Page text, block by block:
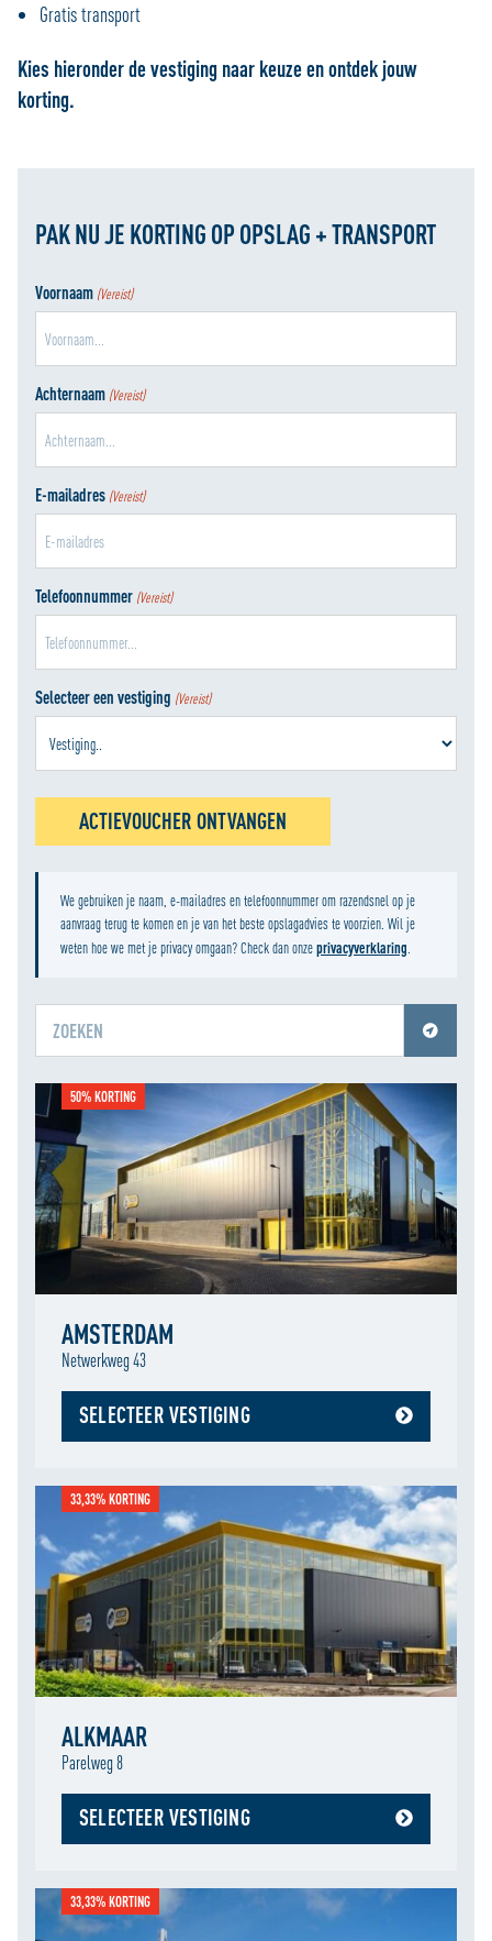
Gratis transport
Kies hieronder de vestiging naar keuze en ontdek jouw
korting.
PAK NU JE KORTING OP OPSLAG + TRANSPORT
Voornaam (Vereist)
Achternaam (Vereist)
E-mailadres (Vereist)
Telefoonnummer (Vereist)
Selecteer een vestiging (Vereist)
ACTIEVOUCHER ONTVANGEN
We gebruiken je naam, e-mailadres en telefoonnummer om razendsnel op je
aanvraag terug te komen en je van het beste opslagadvies te voorzien. Wil je
weten hoe we met je privacy omgaan? Check dan onzeprivacyverklaring
Schakel jouw locatiediensten in om deze functie te gebruiken.
50% KORTING
AMSTERDAM
Netwerkweg 43
SELECTEER VESTIGING
33,33% KORTING
ALKMAAR
Parelweg 8
SELECTEER VESTIGING
33,33% KORTING